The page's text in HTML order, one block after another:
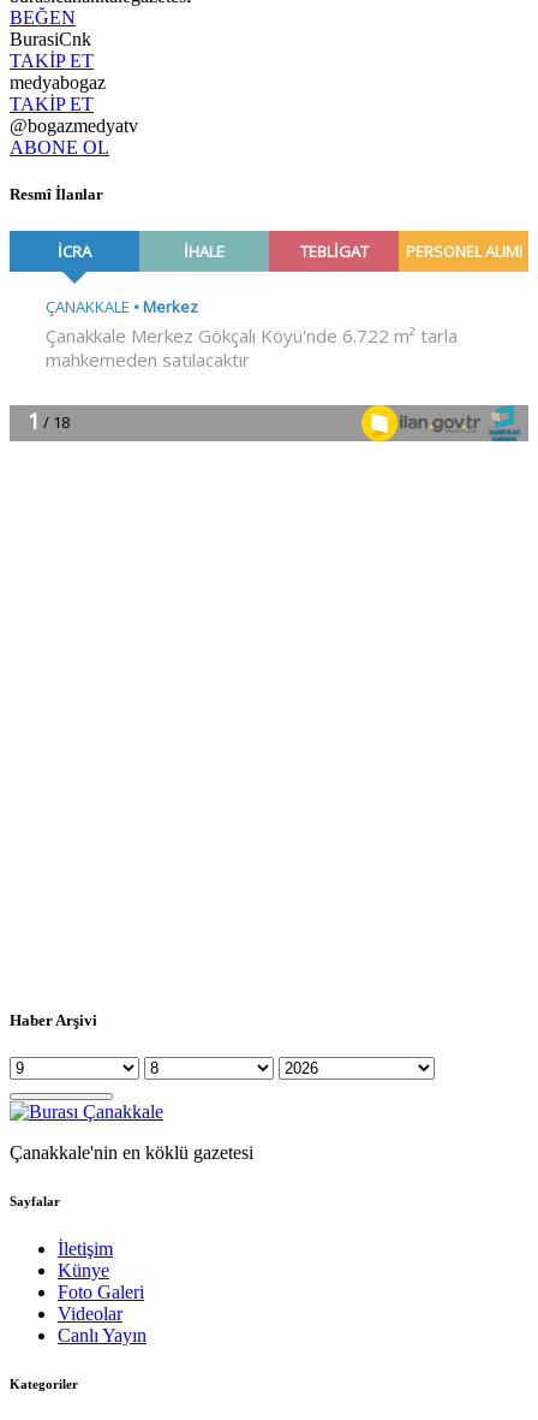
BEĞEN
BurasiCnk
TAKİP ET
medyabogaz
TAKİP ET
@bogazmedyatv
ABONE OL
Resmî İlanlar
Haber Arşivi
Çanakkale'nin en köklü gazetesi
Sayfalar
İletişim
Künye
Foto Galeri
Videolar
Canlı Yayın
Kategoriler